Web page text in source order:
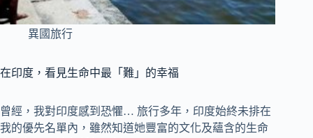
異國旅行
在印度，看見生命中最「難」的幸福
曾經，我對印度感到恐懼… 旅行多年，印度始終未排在
我的優先名單內，雖然知道她豐富的文化及蘊含的生命